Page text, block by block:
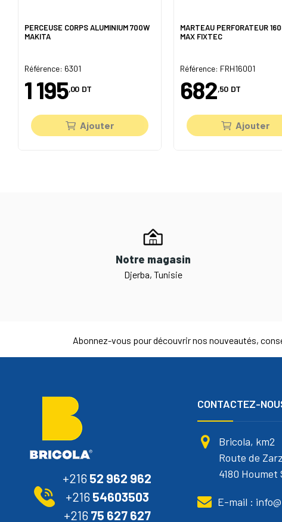
PERCEUSE CORPS ALUMINIUM 700W
MAKITA
Référence: 6301
1 195,00 DT
Ajouter
MARTEAU PERFORATEUR
MAX FIXTEC
Référence: FRH16001
682,50 DT
Ajouter
Notre magasin
Djerba, Tunisie
Abonnez-vous pour découvrir nos nouveautés,
+216 52 962 962
+216 54603503
+216 75 627 627
CONTACTEZ-
Bricola, km2
Route de
4180 Houmet
E-mail :